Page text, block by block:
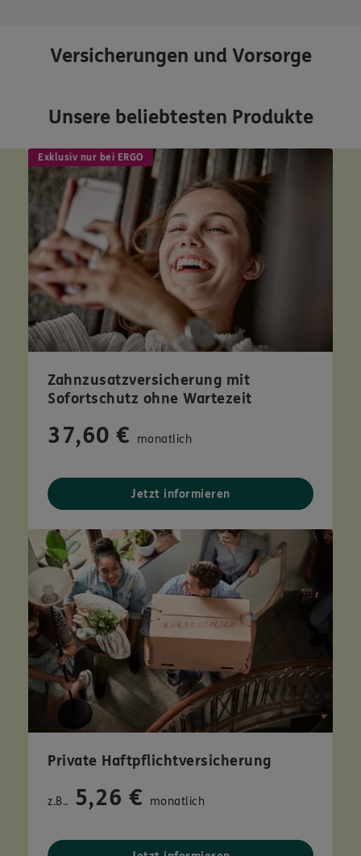
Versicherungen und Vorsorge
Unsere beliebtesten Produkte
Exklusiv nur bei ERGO
Zahnzusatzversicherung mit
Sofortschutz ohne Wartezeit
37,60 € monatlich
Jetzt informieren
Private Haftpflichtversicherung
z.B.. 5,26 € monatlich